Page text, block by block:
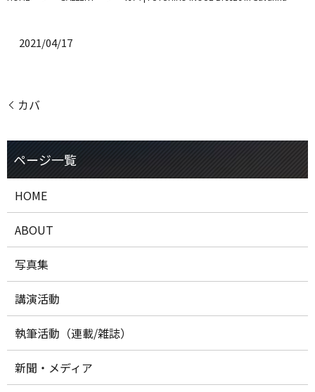
2021/04/17
カバ
HOME
ABOUT
写真集
講演活動
執筆活動（連載/雑誌）
新聞・メディア